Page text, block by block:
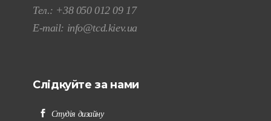
Тел.: +38 050 012 09 17
E-mail: info@tcd.kiev.ua
Слідкуйте за нами
Студія дизайну